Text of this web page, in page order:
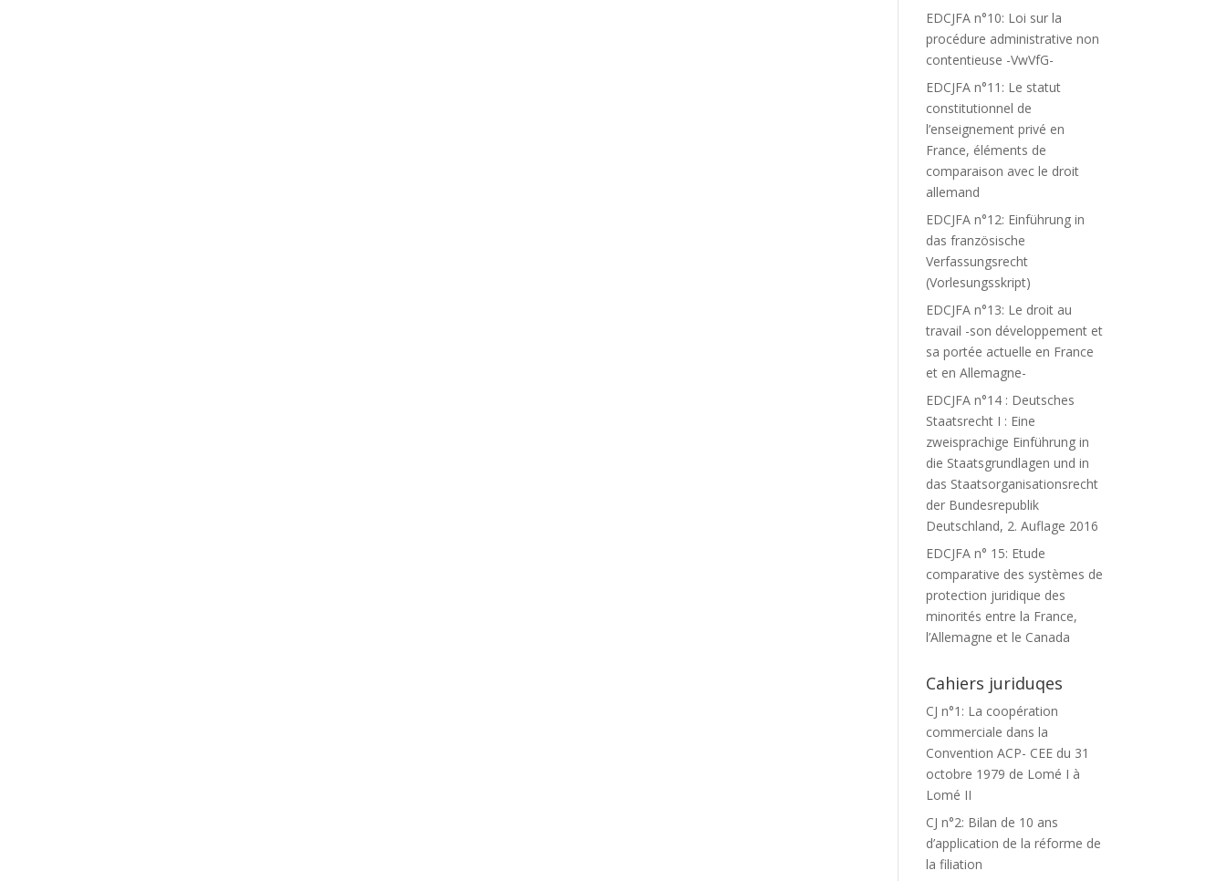
EDCJFA n°10: Loi sur la
procédure administrative non
contentieuse -VwVfG-
EDCJFA n°11: Le statut
constitutionnel de
l’enseignement privé en
France, éléments de
comparaison avec le droit
allemand
EDCJFA n°12: Einführung in
das französische
Verfassungsrecht
(Vorlesungsskript)
EDCJFA n°13: Le droit au
travail -son développement et
sa portée actuelle en France
et en Allemagne-
EDCJFA n°14 : Deutsches
Staatsrecht I : Eine
zweisprachige Einführung in
die Staatsgrundlagen und in
das Staatsorganisationsrecht
der Bundesrepublik
Deutschland, 2. Auflage 2016
EDCJFA n° 15: Etude
comparative des systèmes de
protection juridique des
minorités entre la France,
l’Allemagne et le Canada
Cahiers juriduqes
CJ n°1: La coopération
commerciale dans la
Convention ACP- CEE du 31
octobre 1979 de Lomé I à
Lomé II
CJ n°2: Bilan de 10 ans
d’application de la réforme de
la filiation